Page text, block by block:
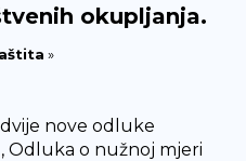
okupljanja.
»
nove odluke
Odluka o nužnoj mjeri